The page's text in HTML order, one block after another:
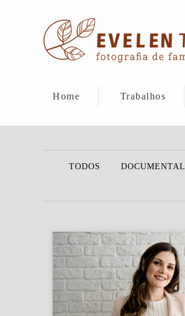
Home Trabalhos
TODOS DOCUMENTAL